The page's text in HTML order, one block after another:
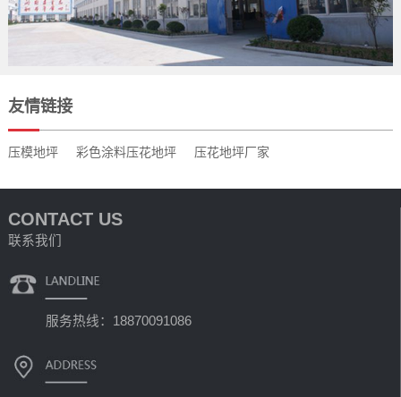
友情链接
压模地坪 彩色涂料压花地坪 压花地坪厂家
CONTACT US
联系我们
服务热线：18870091086